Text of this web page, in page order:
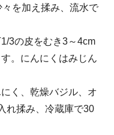
を加え揉み、流水で
3の皮をむき3～4cm
。にんにくはみじん
く、乾燥バジル、オ
れ揉み、冷蔵庫で30